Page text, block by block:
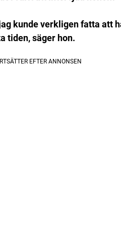
kunde verkligen fatta att
tiden, säger hon.